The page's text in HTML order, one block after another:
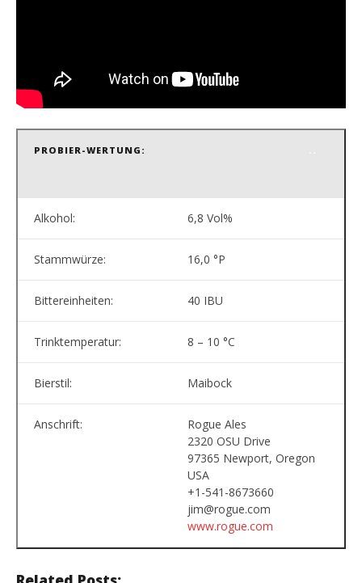
PROBIER-WERTUNG:
Alkohol: 6,8 Vol%
Stammwürze: 16,0 °P
Bittereinheiten: 40 IBU
Trinktemperatur: 8 – 10 °C
Bierstil: Maibock
Anschrift:
Rogue Ales
2320 OSU Drive
97365 Newport, Oregon
USA
+1-541-8673660
jim@rogue.com
www.rogue.com